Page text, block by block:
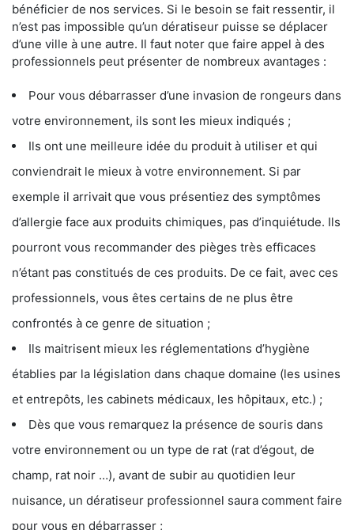
bénéficier de nos services. Si le besoin se fait ressentir, il
n’est pas impossible qu’un dératiseur puisse se déplacer
d’une ville à une autre. Il faut noter que faire appel à des
professionnels peut présenter de nombreux avantages :
Pour vous débarrasser d’une invasion de rongeurs dans
votre environnement, ils sont les mieux indiqués ;
Ils ont une meilleure idée du produit à utiliser et qui
conviendrait le mieux à votre environnement. Si par
exemple il arrivait que vous présentiez des symptômes
d’allergie face aux produits chimiques, pas d’inquiétude. Ils
pourront vous recommander des pièges très efficaces
n’étant pas constitués de ces produits. De ce fait, avec ces
professionnels, vous êtes certains de ne plus être
confrontés à ce genre de situation ;
Ils maitrisent mieux les réglementations d’hygiène
établies par la législation dans chaque domaine (les usines
et entrepôts, les cabinets médicaux, les hôpitaux, etc.) ;
Dès que vous remarquez la présence de souris dans
votre environnement ou un type de rat (rat d’égout, de
champ, rat noir …), avant de subir au quotidien leur
nuisance, un dératiseur professionnel saura comment faire
pour vous en débarrasser ;